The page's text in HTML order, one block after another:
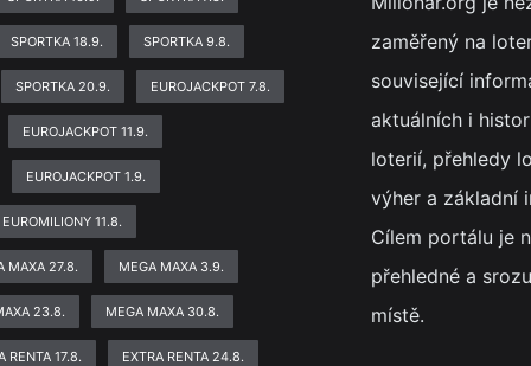
SPORTKA 18.9. SPORTKA 9.8.
SPORTKA 20.9. EUROJACKPOT 7.8.
EUROJACKPOT 11.9.
EUROJACKPOT 1.9.
EUROMILIONY 11.8.
MAXA 27.8. MEGA MAXA 3.9.
23.8. MEGA MAXA 30.8.
RENTA 17.8. EXTRA RENTA 24.8.
zaměřený na
související
aktuálních i
loterií, přehledy
výher a základní
Cílem portálu je
přehledné a
místě.